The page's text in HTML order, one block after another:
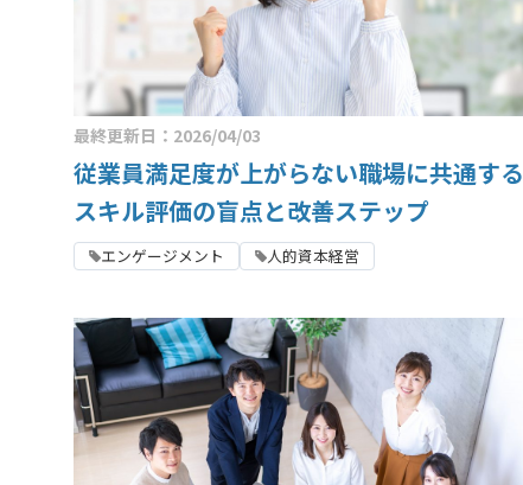
最終更新日：2026/04/03
従業員満足度が上がらない職場に共通する
スキル評価の盲点と改善ステップ
エンゲージメント 人的資本経営